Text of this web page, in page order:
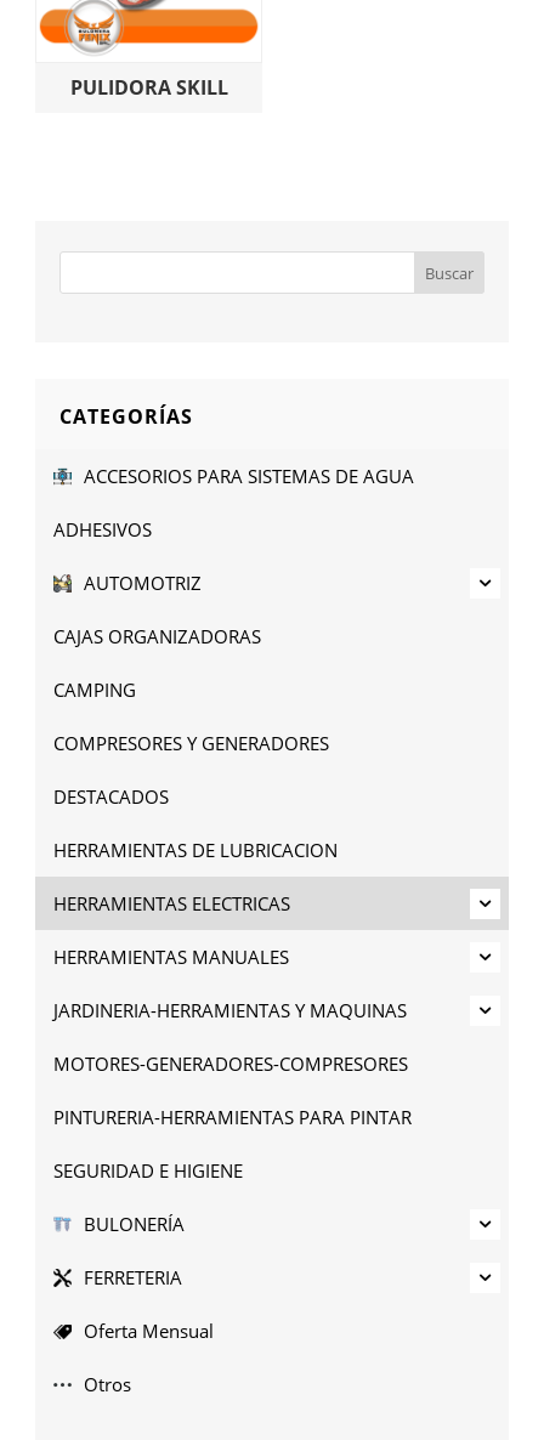
PULIDORA SKILL
CATEGORÍAS
ACCESORIOS PARA SISTEMAS DE AGUA
ADHESIVOS
AUTOMOTRIZ
CAJAS ORGANIZADORAS
CAMPING
COMPRESORES Y GENERADORES
DESTACADOS
HERRAMIENTAS DE LUBRICACION
HERRAMIENTAS ELECTRICAS
HERRAMIENTAS MANUALES
JARDINERIA-HERRAMIENTAS Y MAQUINAS
MOTORES-GENERADORES-COMPRESORES
PINTURERIA-HERRAMIENTAS PARA PINTAR
SEGURIDAD E HIGIENE
BULONERÍA
FERRETERIA
Oferta Mensual
Otros